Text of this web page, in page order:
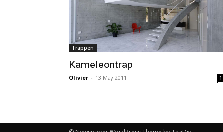
Trappen
Kameleontrap
Olivier - 13 May 2011